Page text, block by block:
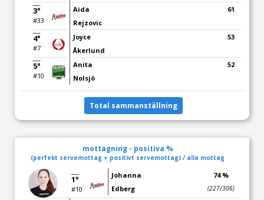
3°
#33
Aida
Rejzovic
61
4°
#7
Joyce
Åkerlund
53
5°
#10
Anita
Nolsjö
52
Total sammanställning
mottagning - positiva %
(perfekt servemottag + positivt servemottag) / alla mottag
1°
#10
Johanna
Edberg
74 %
(227/306)